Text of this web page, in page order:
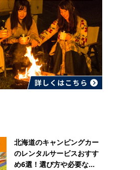
北海道のキャンピングカー
のレンタルサービスおすす
め6選！選び方や必要な...